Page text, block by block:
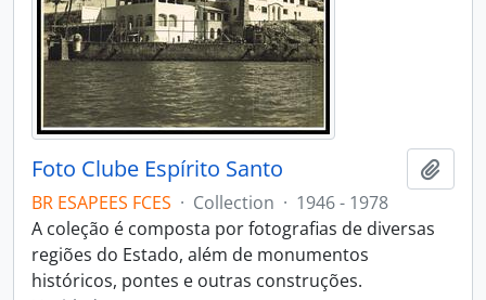
Foto Clube Espírito Santo
BR ESAPEES FCES · Collection · 1946 - 1978
A coleção é composta por fotografias de diversas
regiões do Estado, além de monumentos
históricos, pontes e outras construções.